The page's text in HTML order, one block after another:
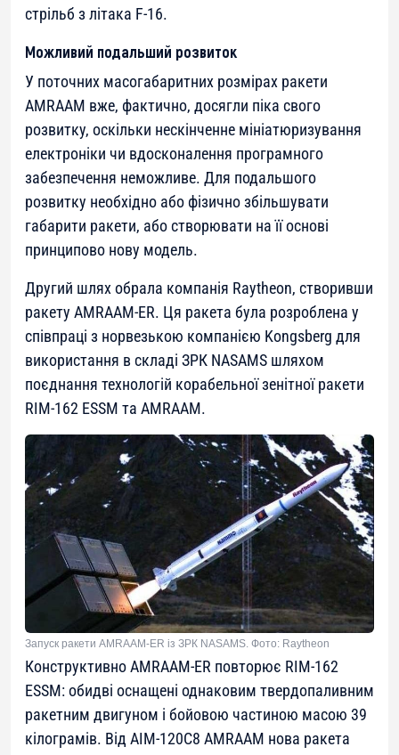
стрільб з літака F-16.
Можливий подальший розвиток
У поточних масогабаритних розмірах ракети
AMRAAM вже, фактично, досягли піка свого
розвитку, оскільки нескінченне мініатюризування
електроніки чи вдосконалення програмного
забезпечення неможливе. Для подальшого
розвитку необхідно або фізично збільшувати
габарити ракети, або створювати на її основі
принципово нову модель.
Другий шлях обрала компанія Raytheon, створивши
ракету AMRAAM-ER. Ця ракета була розроблена у
співпраці з норвезькою компанією Kongsberg для
використання в складі ЗРК NASAMS шляхом
поєднання технологій корабельної зенітної ракети
RIM-162 ESSM та AMRAAM.
Запуск ракети AMRAAM-ER із ЗРК NASAMS. Фото: Raytheon
Конструктивно AMRAAM-ER повторює RIM-162
ESSM: обидві оснащені однаковим твердопаливним
ракетним двигуном і бойовою частиною масою 39
кілограмів. Від AIM-120C8 AMRAAM нова ракета